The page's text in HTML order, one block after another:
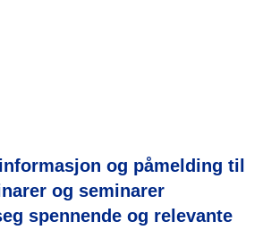
og påmelding til
og seminarer
spennende og relevante